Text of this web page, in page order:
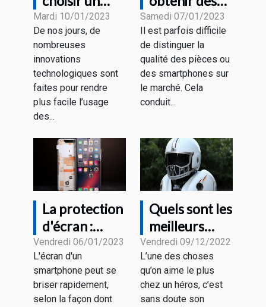
support
tablette
design ?
Mardi 10/01/2023
De nos jours, de
nombreuses
innovations
technologiques sont
faites pour rendre
plus facile l’usage
des...
pièces ou des
smartphones
de qualité ?
Samedi 07/01/2023
Il est parfois difficile
de distinguer la
qualité des pièces ou
des smartphones sur
le marché. Cela
conduit...
La protection
d'écran :
vaut-elle la
peine d'être
achetée ?
Vendredi 06/01/2023
L'écran d'un
smartphone peut se
briser rapidement,
selon la façon dont
Quels sont les
meilleurs
casques Iron
Man ?
Vendredi 09/12/2022
L’une des choses
qu’on aime le plus
chez un héros, c’est
sans doute son